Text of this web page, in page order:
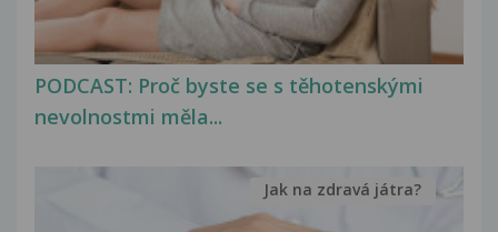
PODCAST: Proč byste se s těhotenskými
nevolnostmi měla...
Jak na zdravá játra?